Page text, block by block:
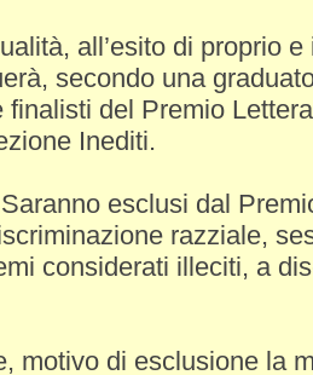
all’esito di proprio
secondo una
finalisti del Premio
Inediti.
esclusi dal
razziale,
considerati illeciti, a
motivo di esclusione la